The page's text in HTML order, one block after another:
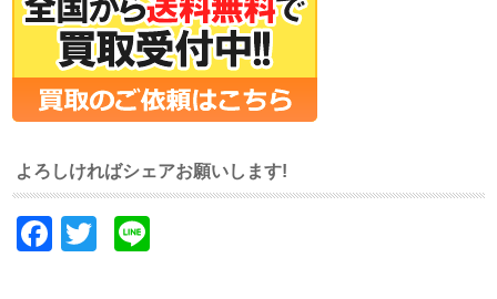
よろしければシェアお願いします!
Facebook
Twitter